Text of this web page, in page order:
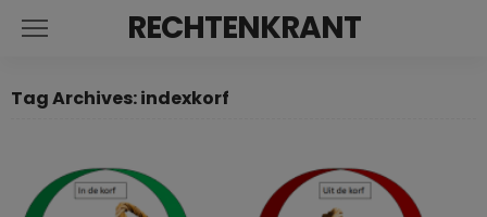
RECHTENKRANT
Tag Archives: indexkorf